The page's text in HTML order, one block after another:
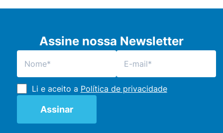
Assine nossa Newsletter
Li e aceito a Política de privacidade